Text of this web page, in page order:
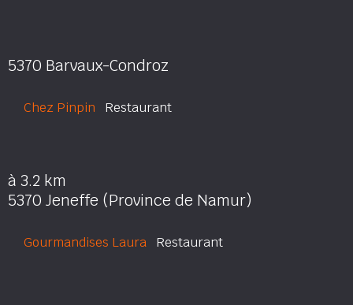
5370 Barvaux-Condroz
Chez Pinpin Restaurant
à 3.2 km
5370 Jeneffe (Province de Namur)
Gourmandises Laura Restaurant